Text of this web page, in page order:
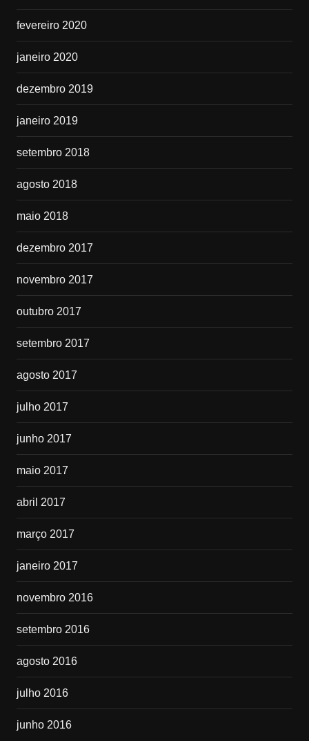
fevereiro 2020
janeiro 2020
dezembro 2019
janeiro 2019
setembro 2018
agosto 2018
maio 2018
dezembro 2017
novembro 2017
outubro 2017
setembro 2017
agosto 2017
julho 2017
junho 2017
maio 2017
abril 2017
março 2017
janeiro 2017
novembro 2016
setembro 2016
agosto 2016
julho 2016
junho 2016